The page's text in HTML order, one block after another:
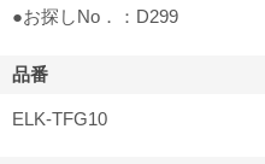
●お探しNo．：D299
品番
ELK-TFG10